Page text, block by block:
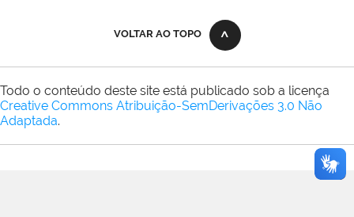
VOLTAR AO TOPO
Todo o conteúdo deste site está publicado sob a licença
Creative Commons Atribuição-SemDerivações 3.0 Não
Adaptada.